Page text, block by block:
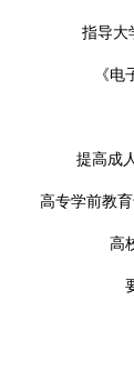
指导大
《
提高成
高专学前教
高